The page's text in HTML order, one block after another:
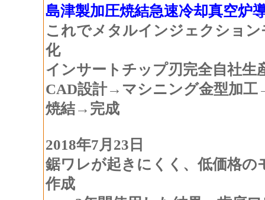
島津製加圧焼結急速冷却真空炉
これでメタルインジェクショ
化
インサートチップ刃完全自社生
CAD設計→マシニング金型加
焼結→完成
2018年7月23日
鋸ワレが起きにくく、低価格の
作成